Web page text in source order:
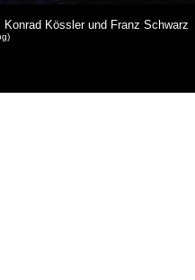
Kössler und Franz Schwarz